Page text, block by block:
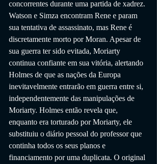
concorrentes durante uma partida de xadrez.
Watson e Simza encontram Rene e param
sua tentativa de assassinato, mas Rene é
discretamente morto por Moran. Apesar de
sua guerra ter sido evitada, Moriarty
continua confiante em sua vitória, alertando
Holmes de que as nações da Europa
inevitavelmente entrarão em guerra entre si,
independentemente das manipulações de
Moriarty. Holmes então revela que,
enquanto era torturado por Moriarty, ele
substituiu o diário pessoal do professor que
continha todos os seus planos e
financiamento por uma duplicata. O original